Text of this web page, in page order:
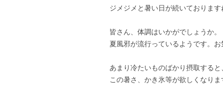
ジメジメと暑い日が続いております
皆さん、体調はいかがでしょうか。
夏風邪が流行っているようです。
あまり冷たいものばかり摂取する
この暑さ、かき氷等が欲しくなりま